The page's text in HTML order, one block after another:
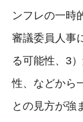
ンフレの一時
審議委員人事
る可能性、3
性、などから
との見方が強